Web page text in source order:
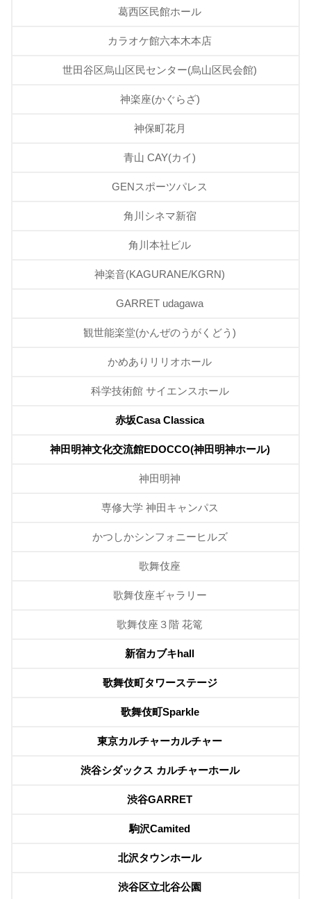
葛西区民館ホール
カラオケ館六本木本店
世田谷区烏山区民センター(烏山区民会館)
神楽座(かぐらざ)
神保町花月
青山 CAY(カイ)
GENスポーツパレス
角川シネマ新宿
角川本社ビル
神楽音(KAGURANE/KGRN)
GARRET udagawa
観世能楽堂(かんぜのうがくどう)
かめありリリオホール
科学技術館 サイエンスホール
赤坂Casa Classica
神田明神文化交流館EDOCCO(神田明神ホール)
神田明神
専修大学 神田キャンパス
かつしかシンフォニーヒルズ
歌舞伎座
歌舞伎座ギャラリー
歌舞伎座３階 花篭
新宿カブキhall
歌舞伎町タワーステージ
歌舞伎町Sparkle
東京カルチャーカルチャー
渋谷シダックス カルチャーホール
渋谷GARRET
駒沢Camited
北沢タウンホール
渋谷区立北谷公園